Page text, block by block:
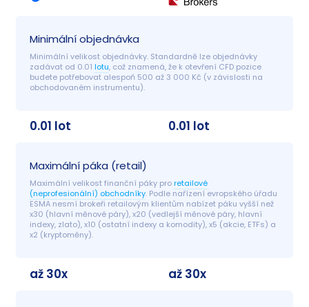
Minimální objednávka
Minimální velikost objednávky. Standardně lze objednávky
zadávat od 0.01 lotu, což znamená, že k otevření CFD pozice
budete potřebovat alespoň 500 až 3 000 Kč (v závislosti na
obchodovaném instrumentu).
0.01 lot 0.01 lot
Maximální páka (retail)
Maximální velikost finanční páky pro retailové
(neprofesionální) obchodníky. Podle nařízení evropského úřadu
ESMA nesmí brokeři retailovým klientům nabízet páku vyšší než
x30 (hlavní měnové páry), x20 (vedlejší měnové páry, hlavní
indexy, zlato), x10 (ostatní indexy a komodity), x5 (akcie, ETFs) a
x2 (kryptoměny).
až 30x až 30x